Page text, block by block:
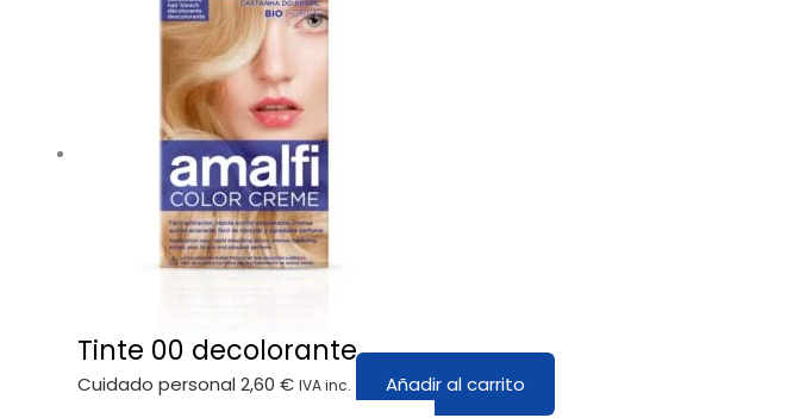
Tinte 00 decolorante
Cuidado personal 2,60 € IVA inc. Añadir al carrito